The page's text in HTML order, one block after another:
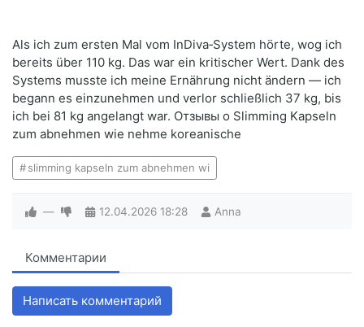
Als ich zum ersten Mal vom InDiva‑System hörte, wog ich
bereits über 110 kg. Das war ein kritischer Wert. Dank des
Systems musste ich meine Ernährung nicht ändern — ich
begann es einzunehmen und verlor schließlich 37 kg, bis
ich bei 81 kg angelangt war. Отзывы о Slimming Kapseln
zum abnehmen wie nehme koreanische
slimming kapseln zum abnehmen wi
— 12.04.2026 18:28 Anna
Комментарии
Написать комментарий